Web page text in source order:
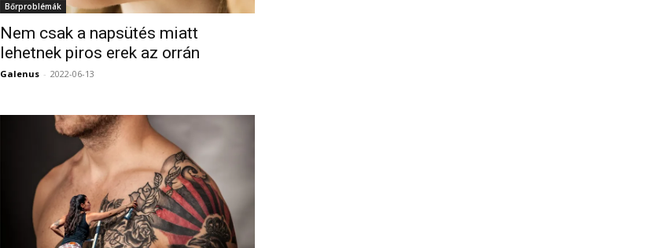
Bőrproblémák
Nem csak a napsütés miatt
lehetnek piros erek az orrán
Galenus - 2022-06-13